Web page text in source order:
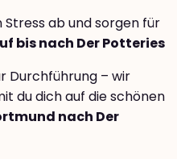
ab und sorgen für
bis nach Der Potteries
Durchführung – wir
du dich auf die schönen
nach Der